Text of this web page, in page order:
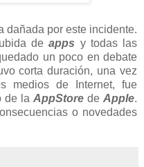
dañada por este incidente.
deapps y todas las
un poco en debate
corta duración, una vez
medios de Internet, fue
de la AppStore deApple.
o novedades